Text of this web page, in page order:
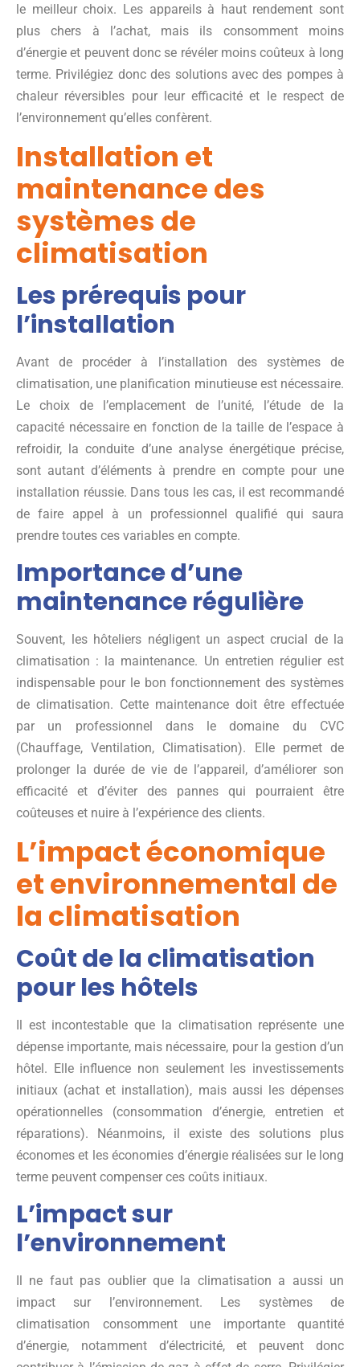
le meilleur choix. Les appareils à haut rendement sont
plus chers à l’achat, mais ils consomment moins
d’énergie et peuvent donc se révéler moins coûteux à long
terme. Privilégiez donc des solutions avec des pompes à
chaleur réversibles pour leur efficacité et le respect de
l’environnement qu’elles confèrent.
Installation et
maintenance des
systèmes de
climatisation
Les prérequis pour
l’installation
Avant de procéder à l’installation des systèmes de
climatisation, une planification minutieuse est nécessaire.
Le choix de l’emplacement de l’unité, l’étude de la
capacité nécessaire en fonction de la taille de l’espace à
refroidir, la conduite d’une analyse énergétique précise,
sont autant d’éléments à prendre en compte pour une
installation réussie. Dans tous les cas, il est recommandé
de faire appel à un professionnel qualifié qui saura
prendre toutes ces variables en compte.
Importance d’une
maintenance régulière
Souvent, les hôteliers négligent un aspect crucial de la
climatisation : la maintenance. Un entretien régulier est
indispensable pour le bon fonctionnement des systèmes
de climatisation. Cette maintenance doit être effectuée
par un professionnel dans le domaine du CVC
(Chauffage, Ventilation, Climatisation). Elle permet de
prolonger la durée de vie de l’appareil, d’améliorer son
efficacité et d’éviter des pannes qui pourraient être
coûteuses et nuire à l’expérience des clients.
L’impact économique
et environnemental de
la climatisation
Coût de la climatisation
pour les hôtels
Il est incontestable que la climatisation représente une
dépense importante, mais nécessaire, pour la gestion d’un
hôtel. Elle influence non seulement les investissements
initiaux (achat et installation), mais aussi les dépenses
opérationnelles (consommation d’énergie, entretien et
réparations). Néanmoins, il existe des solutions plus
économes et les économies d’énergie réalisées sur le long
terme peuvent compenser ces coûts initiaux.
L’impact sur
l’environnement
Il ne faut pas oublier que la climatisation a aussi un
impact sur l’environnement. Les systèmes de
climatisation consomment une importante quantité
d’énergie, notamment d’électricité, et peuvent donc